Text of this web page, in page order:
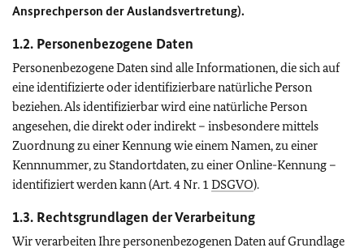
Ansprechperson der Auslandsvertretung).
1.2. Personenbezogene Daten
Personenbezogene Daten sind alle Informationen, die sich auf
eine identifizierte oder identifizierbare natürliche Person
beziehen. Als identifizierbar wird eine natürliche Person
angesehen, die direkt oder indirekt – insbesondere mittels
Zuordnung zu einer Kennung wie einem Namen, zu einer
Kennnummer, zu Standortdaten, zu einer Online-Kennung –
identifiziert werden kann (Art. 4 Nr. 1 DSGVO).
1.3. Rechtsgrundlagen der Verarbeitung
Wir verarbeiten Ihre personenbezogenen Daten auf Grundlage